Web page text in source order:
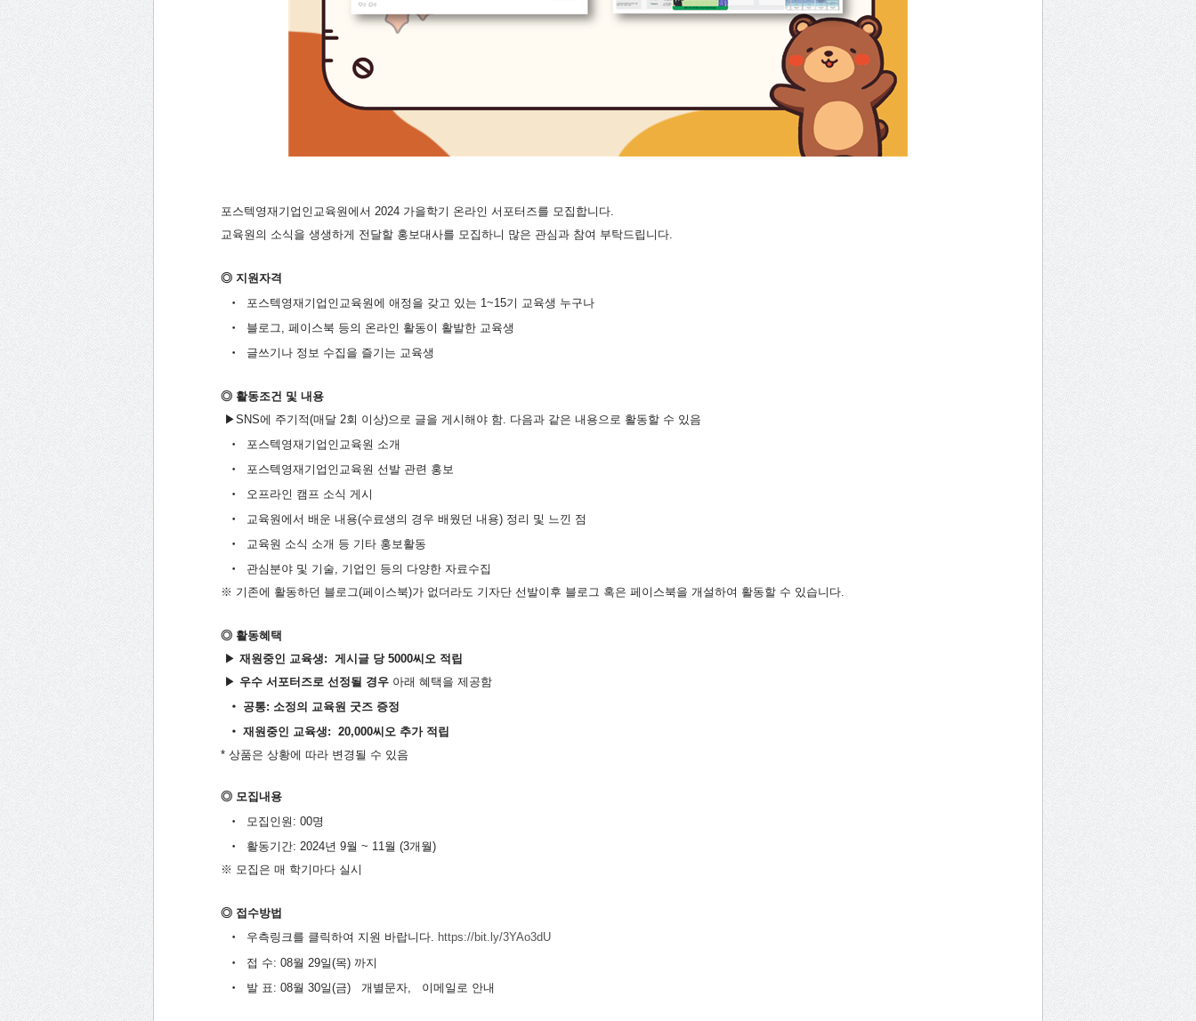
포스텍영재기업인교육원에서 2024 가을학기 온라인 서포터즈를 모집합니다.
교육원의 소식을 생생하게 전달할 홍보대사를 모집하니 많은 관심과 참여 부탁드립니다.
◎ 지원자격
‧ 포스텍영재기업인교육원에 애정을 갖고 있는 1~15기 교육생 누구나
‧ 블로그, 페이스북 등의 온라인 활동이 활발한 교육생
‧ 글쓰기나 정보 수집을 즐기는 교육생
◎ 활동조건 및 내용
▶SNS에 주기적(매달 2회 이상)으로 글을 게시해야 함. 다음과 같은 내용으로 활동할 수 있음
‧ 포스텍영재기업인교육원 소개
‧ 포스텍영재기업인교육원 선발 관련 홍보
‧ 오프라인 캠프 소식 게시
‧ 교육원에서 배운 내용(수료생의 경우 배웠던 내용) 정리 및 느낀 점
‧ 교육원 소식 소개 등 기타 홍보활동
‧ 관심분야 및 기술, 기업인 등의 다양한 자료수집
※ 기존에 활동하던 블로그(페이스북)가 없더라도 기자단 선발이후 블로그 혹은 페이스북을 개설하여 활동할 수 있습니다.
◎ 활동혜택
▶ 재원중인 교육생: 게시글 당 5000씨오 적립
▶ 우수 서포터즈로 선정될 경우 아래 혜택을 제공함
‧ 공통: 소정의 교육원 굿즈 증정
‧ 재원중인 교육생: 20,000씨오 추가 적립
* 상품은 상황에 따라 변경될 수 있음
◎ 모집내용ﾠ
‧ 모집인원: 00명
‧ 활동기간: 2024년 9월 ~ 11월 (3개월)
※ 모집은 매 학기마다 실시
◎ 접수방법
‧ 우측링크를 클릭하여 지원 바랍니다. https://bit.ly/3YAo3dU
‧ 접 수: 08월 29일(목) 까지
‧ 발 표: 08월 30일(금)ﾠ개별문자,ﾠ이메일로 안내ﾠ